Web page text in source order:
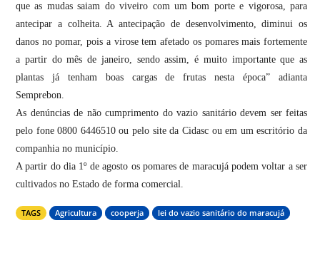
que as mudas saiam do viveiro com um bom porte e vigorosa, para
antecipar a colheita. A antecipação de desenvolvimento, diminui os
danos no pomar, pois a virose tem afetado os pomares mais fortemente
a partir do mês de janeiro, sendo assim, é muito importante que as
plantas já tenham boas cargas de frutas nesta época” adianta
Semprebon.
As denúncias de não cumprimento do vazio sanitário devem ser feitas
pelo fone 0800 6446510 ou pelo site da Cidasc ou em um escritório da
companhia no município.
A partir do dia 1º de agosto os pomares de maracujá podem voltar a ser
cultivados no Estado de forma comercial.
TAGS Agricultura cooperja lei do vazio sanitário do maracujá